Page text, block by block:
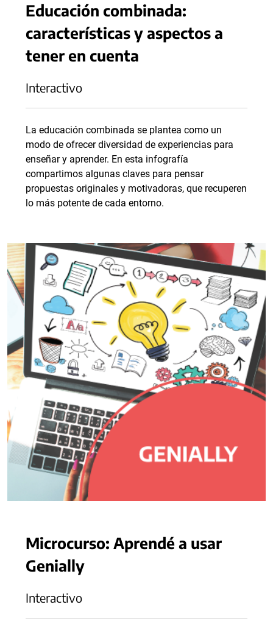
Educación combinada:
características y aspectos a
tener en cuenta
Interactivo
La educación combinada se plantea como un
modo de ofrecer diversidad de experiencias para
enseñar y aprender. En esta infografía
compartimos algunas claves para pensar
propuestas originales y motivadoras, que recuperen
lo más potente de cada entorno.
Microcurso: Aprendé a usar
Genially
Interactivo